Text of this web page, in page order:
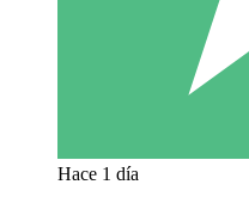
Hace 1 día